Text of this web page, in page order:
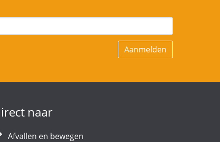
naar
Afvallen en bewegen